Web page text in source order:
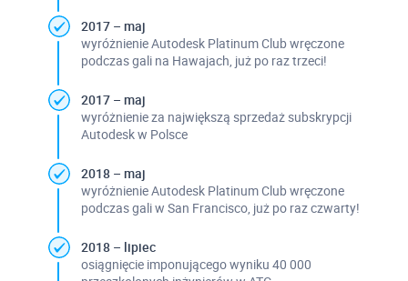
2017 – maj
wyróżnienie Autodesk Platinum Club wręczone
podczas gali na Hawajach, już po raz trzeci!
2017 – maj
wyróżnienie za największą sprzedaż subskrypcji
Autodesk w Polsce
2018 – maj
wyróżnienie Autodesk Platinum Club wręczone
podczas gali w San Francisco, już po raz czwarty!
2018 – lipiec
osiągnięcie imponującego wyniku 40 000